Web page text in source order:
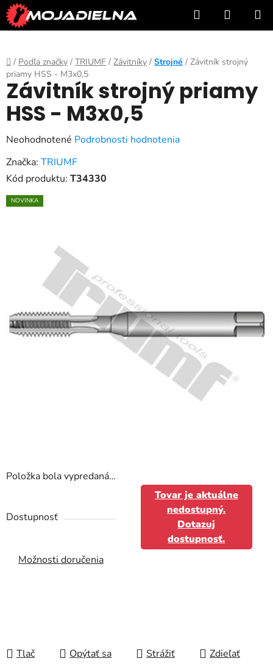
Prejsť
na
obsah
Hľadať
KOŠÍK
Domov
/ Podľa značky / TRIUMF / Závitníky / Strojné / Závitník strojný
priamy HSS - M3x0,5
Položka bola vypredaná…
Dostupnosť
Tovar je aktuálne
nedostupný.
Dotazuj
dostupnosť.
Možnosti doručenia
Tlač Opýtať sa Strážiť Zdieľať
Závitník strojný priamy
HSS - M3x0,5
Priemerné
hodnotenie
produktu
0,0
hviezdičiek.
Neohodnotené Podrobnosti hodnotenia
Značka: TRIUMF
Kód produktu: T34330
NOVINKA